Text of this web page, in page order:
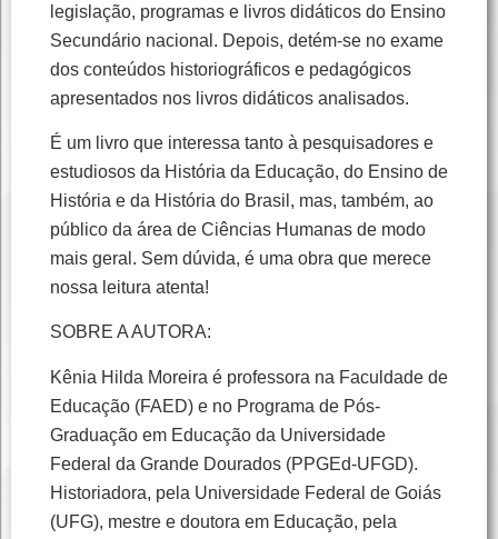
legislação, programas e livros didáticos do Ensino
Secundário nacional. Depois, detém-se no exame
dos conteúdos historiográficos e pedagógicos
apresentados nos livros didáticos analisados.
É um livro que interessa tanto à pesquisadores e
estudiosos da História da Educação, do Ensino de
História e da História do Brasil, mas, também, ao
público da área de Ciências Humanas de modo
mais geral. Sem dúvida, é uma obra que merece
nossa leitura atenta!
SOBRE A AUTORA:
Kênia Hilda Moreira é professora na Faculdade de
Educação (FAED) e no Programa de Pós-
Graduação em Educação da Universidade
Federal da Grande Dourados (PPGEd-UFGD).
Historiadora, pela Universidade Federal de Goiás
(UFG), mestre e doutora em Educação, pela